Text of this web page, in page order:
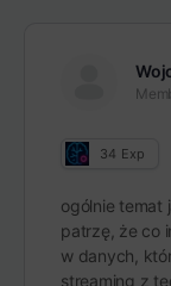
34 Exp
ogólnie temat
patrzę, że co
w danych,
streaming z